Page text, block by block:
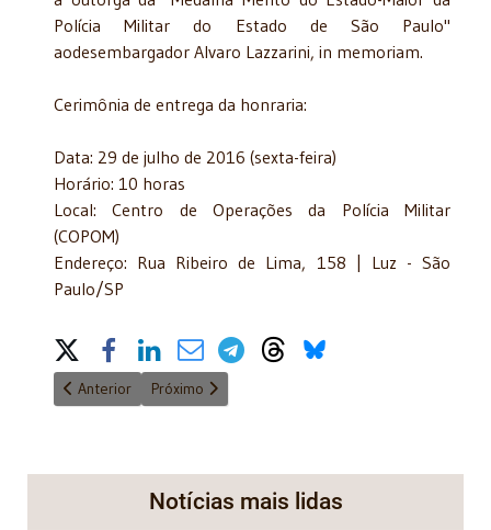
Polícia Militar do Estado de São Paulo"
aodesembargador Alvaro Lazzarini, in memoriam.
Cerimônia de entrega da honraria:
Data: 29 de julho de 2016 (sexta-feira)
Horário: 10 horas
Local: Centro de Operações da Polícia Militar
(COPOM)
Endereço: Rua Ribeiro de Lima, 158 | Luz - São
Paulo/SP
Share on Social Media
Artigo anterior: Alexandre Alves Lazzarini é empossado na
Anterior Próximo artigo: Voto de Pesar - 14/06/2016
Próximo
Notícias mais lidas